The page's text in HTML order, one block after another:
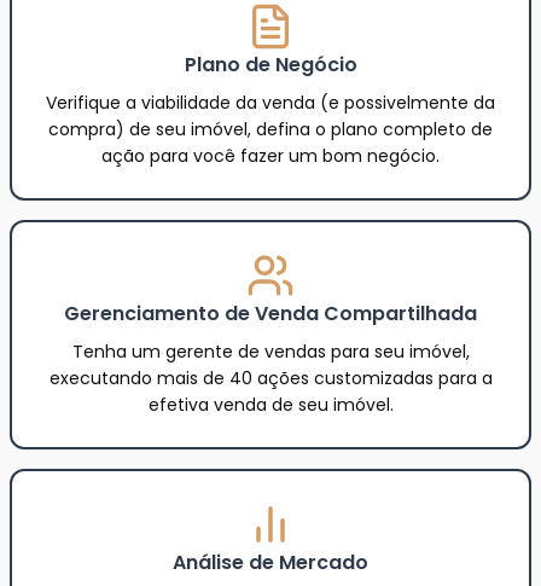
Plano de Negócio
Verifique a viabilidade da venda (e possivelmente da
compra) de seu imóvel, defina o plano completo de
ação para você fazer um bom negócio.
Gerenciamento de Venda Compartilhada
Tenha um gerente de vendas para seu imóvel,
executando mais de 40 ações customizadas para a
efetiva venda de seu imóvel.
Análise de Mercado